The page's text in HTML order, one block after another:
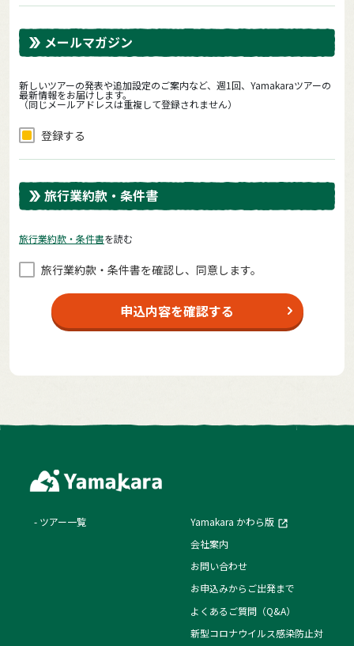
メールマガジン
新しいツアーの発表や追加設定のご案内など、週1回、Yamakaraツアーの
最新情報をお届けします。
（同じメールアドレスは重複して登録されません）
登録する
旅行業約款・条件書
旅⾏業約款・条件書を読む
旅⾏業約款・条件書を確認し、同意します。
申込内容を確認する
ツアー一覧
Yamakara かわら版
会社案内
お問い合わせ
お申込みからご出発まで
よくあるご質問（Q&A）
新型コロナウイルス感染防止対